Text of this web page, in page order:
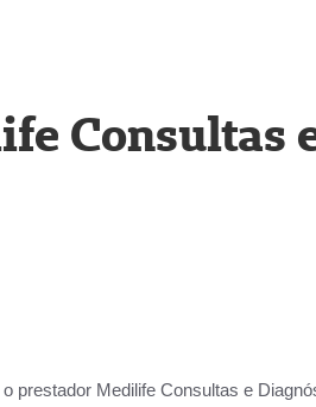
Consultas
o prestador Medilife Consultas e